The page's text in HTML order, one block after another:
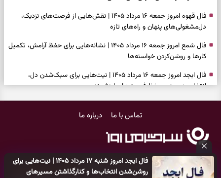
فال ابجد امروز شنبه ۱۷ مرداد ۱۴۰۵ | نیت‌هایی برای
روشن‌شدن انتخاب‌ها و کنارگذاشتن مسیرهای
فال قهوه امروز جمعه ۱۶ مرداد ۱۴۰۵ | نقش‌هایی از فرصت‌های نزدیک،
دل‌مشغولی‌های پنهان و راه‌های تازه
فال شمع امروز جمعه ۱۶ مرداد ۱۴۰۵ | نشانه‌هایی برای حفظ آرامش، تکمیل
کارها و روشن‌کردن خواسته‌ها
فال ابجد امروز جمعه ۱۶ مرداد ۱۴۰۵ | نیت‌هایی برای سبک‌شدن دل،
انتخاب درست و حفظ فرصت‌های ارزشمند
شنیدن ندای درون و حرکت در زمان مناسب
دیدن ارزش مسیرهای آرام
وقتی همه راه‌ها بسته شد، این دعای گشایش را بخوانید؛ ذکر معتبر برای
آسان شدن فوری کارهای سخت
تماس با ما درباره ما
کلیه حقوق مادی و معنوی این سایت متعلق بهپایگاه خبری سرگرمی روز